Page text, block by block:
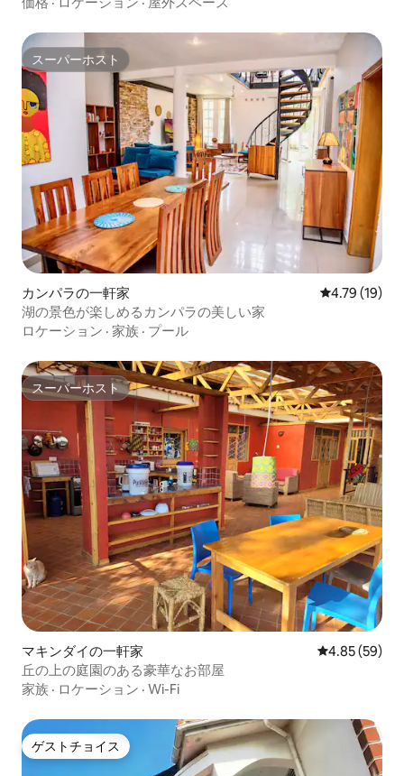
スーパーホスト
スーパーホスト
カンパラの一軒家 レビュー19
4.79 (19)
湖の景色が楽しめるカンパラの美しい家
ロケーション · 家族 · プール
スーパーホスト
スーパーホスト
マキンダイの一軒家 レビュー59
4.85 (59)
丘の上の庭園のある豪華なお部屋
家族 · ロケーション · Wi-Fi
ゲストチョイス
ゲストチョイス